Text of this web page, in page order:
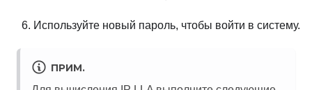
Используйте новый пароль, чтобы войти в систему.
ПРИМ.